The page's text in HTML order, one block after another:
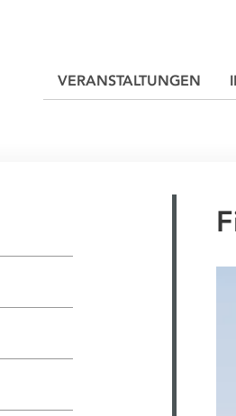
VERANSTALTUNGEN